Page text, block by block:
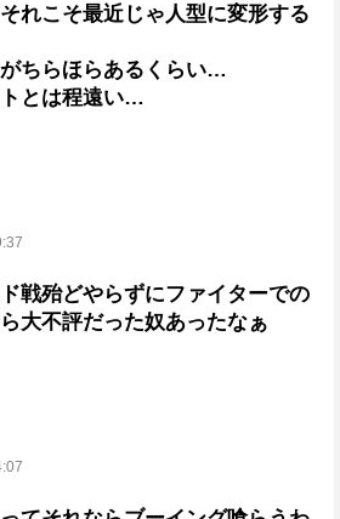
れこそ最近じゃ人型に変形する
ちらほらあるくらい…
とは程遠い…
戦殆どやらずにファイターでの
大不評だった奴あったなぁ